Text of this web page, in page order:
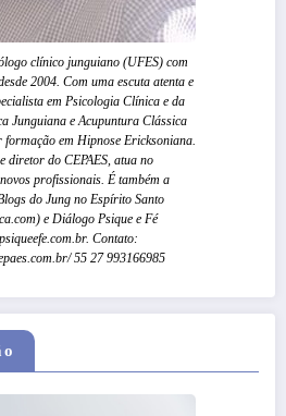
clínico junguiano (UFES) com
2004. Com uma escuta atenta e
em Psicologia Clínica e da
Junguiana e Acupuntura Clássica
formação em Hipnose Ericksoniana.
diretor do CEPAES, atua no
profissionais. É também a
do Jung no Espírito Santo
e Diálogo Psique e Fé
Contato:
55 27 993166985